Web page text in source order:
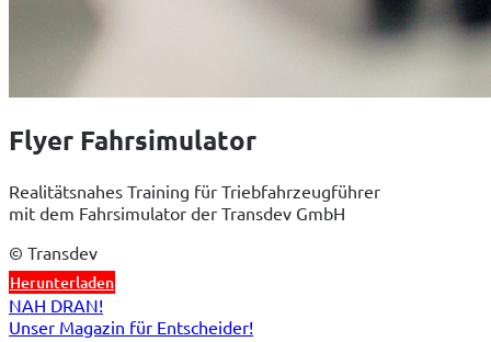
Flyer Fahrsimulator
Realitätsnahes Training für Triebfahrzeugführer
mit dem Fahrsimulator der Transdev GmbH
© Transdev
Herunterladen
NAH DRAN!
Unser Magazin für Entscheider!